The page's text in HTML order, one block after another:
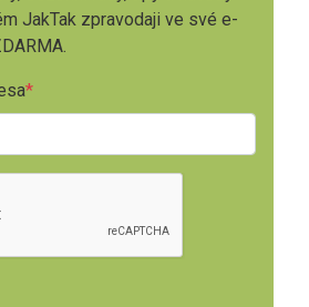
JakTak zpravodaji ve své e-